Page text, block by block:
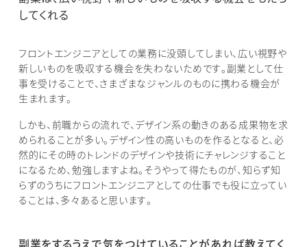
してくれる
フロントエンジニアとしての業務に没頭してしまい、広い視野や
新しいものを吸収する機会を失わないためです。副業として仕
事を受けることで、さまざまなジャンルのものに携わる機会が
生まれます。
しかも、前職からの流れで、デザイン系の動きのある成果物を求
められることが多い。デザイン性の高いものを作るとなると、必
然的にその時のトレンドのデザインや技術にチャレンジすること
になるため、勉強しますよね。そうやって得たものが、知らず知
らずのうちにフロントエンジニアとしての仕事でも役に立ってい
ることは、多々あると思います。
副業をするうえで気をつけていることがあれば教えてく